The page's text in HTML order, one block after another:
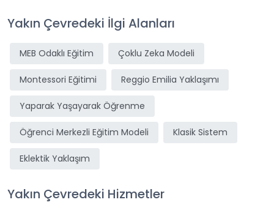
Yakın Çevredeki İlgi Alanları
MEB Odaklı Eğitim Çoklu Zeka Modeli
Montessori Eğitimi Reggio Emilia Yaklaşımı
Yaparak Yaşayarak Öğrenme
Öğrenci Merkezli Eğitim Modeli Klasik Sistem
Eklektik Yaklaşım
Yakın Çevredeki Hizmetler